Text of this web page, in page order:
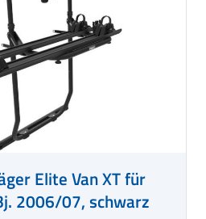
Elite Van XT für
2006/07, schwarz